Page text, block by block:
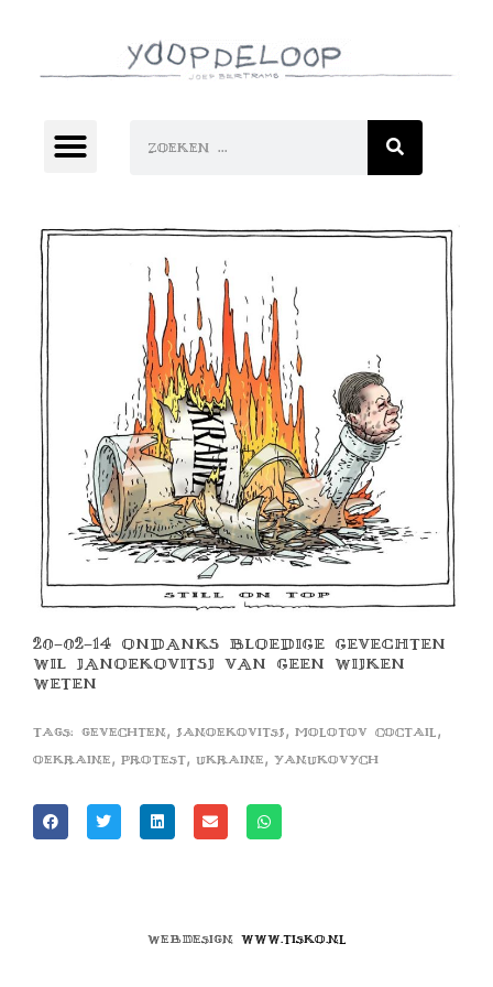
20-02-14 ONDANKS BLOEDIGE GEVECHTEN
WIL JANOEKOVITSJ VAN GEEN WIJKEN
WETEN
Tags: gevechten, janoekovitsj, molotov coctail,
oekraine, protest, ukraine, yanukovych
Webdesign www.tisko.nl